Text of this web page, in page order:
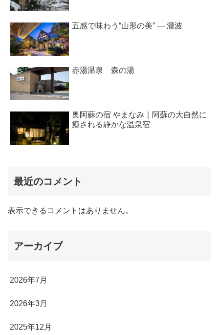
五感で味わう“山形の美” ― 瀧波
赤湯温泉 森の湯
奥阿蘇の宿 やまなみ｜阿蘇の大自然に
癒される静かな温泉宿
最近のコメント
表示できるコメントはありません。
アーカイブ
2026年7月
2026年3月
2025年12月